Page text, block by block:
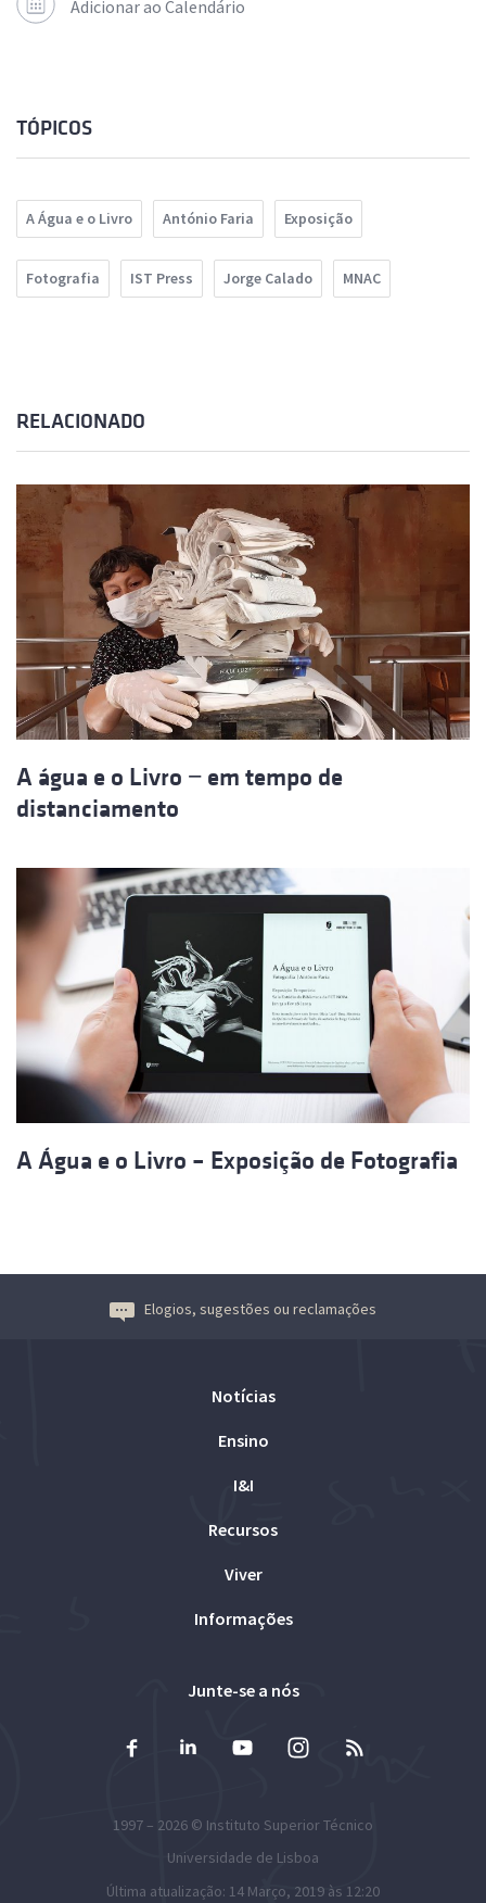
Adicionar ao Calendário
TÓPICOS
A Água e o Livro António Faria Exposição
Fotografia IST Press Jorge Calado MNAC
RELACIONADO
A água e o Livro − em tempo de
distanciamento
A Água e o Livro – Exposição de Fotografia
Elogios, sugestões ou reclamações
Notícias
Ensino
I&I
Recursos
Viver
Informações
Junte-se a nós
1997 – 2026 © Instituto Superior Técnico
Universidade de Lisboa
Última atualização: 14 Março, 2019 às 12:20